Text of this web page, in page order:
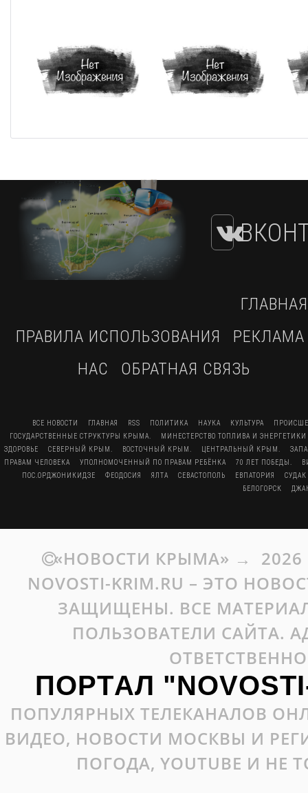
ГЛАВНАЯ
ПРАВИЛА ИСПОЛЬЗОВАНИЯ
РЕКЛАМА
НАС
ОБРАТНАЯ СВЯЗЬ
ВСЕ НОВОСТИ ГЛАВНАЯ RSS ПОЛИТИКА НАУКА КУЛЬТУРА
ГОСУДАРСТВЕННЫЕ СТРУКТУРЫ КРЫМА.
МИНЕСТЕРСТВО ТОПЛИВА И
ЗДОРОВЬЕ
СЕВЕРНЫЙ КРЫМ. ВОСТОЧНЫЙ КРЫМ. ЦЕНТРАЛЬНЫЙ КРЫМ.
ПРАВАМ ЧЕЛОВЕКА
УПОЛНОМОЧЕННЫЙ ПО ПРАВАМ РЕБЁНКА 70 ЛЕТ ПОБЕДЫ.
ПОС.ОРДЖОНИКИДЗЕ
ФЕОДОСИЯ ЯЛТА СЕВАСТОПОЛЬ ЕВПАТОРИЯ
СУДАК
БЕЛОГОРСК
«НОВОСТИ КРЫМА» → 2026
NOVOSTI-KRIM.RU – ЭТО
ЗАЩИЩЕНЫ. ВСЕ
ПОЛЬЗОВАТЕЛИ САЙТА.
ПОРТАЛ
ПОПУЛЯРНЫХ ТЕЛЕКАНАЛОВ
ВИДЕО, НОВОСТИ МОСКВЫ И
ПОГОДА, YOUTUBE И